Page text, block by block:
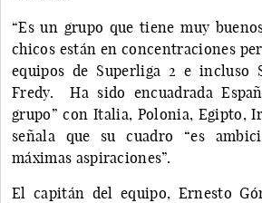
“Es un grupo que tiene muy
chicos están en concentraciones
equipos de Superliga 2 e incluso
Fredy. Ha sido encuadrada
grupo” con Italia, Polonia, Egipto,
señala que su cuadro “es
máximas aspiraciones”.
El capitán del equipo, Ernesto